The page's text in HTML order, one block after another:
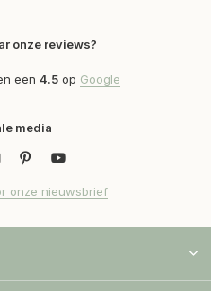
onze reviews?
een 4.5 op Google
media
onze nieuwsbrief